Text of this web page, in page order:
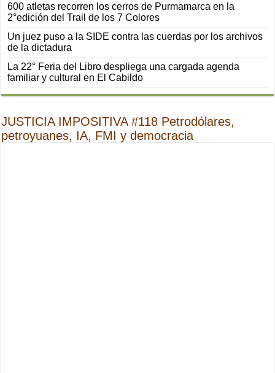
600 atletas recorren los cerros de Purmamarca en la
2°edición del Trail de los 7 Colores
Un juez puso a la SIDE contra las cuerdas por los archivos
de la dictadura
La 22° Feria del Libro despliega una cargada agenda
familiar y cultural en El Cabildo
JUSTICIA IMPOSITIVA #118 Petrodólares,
petroyuanes, IA, FMI y democracia